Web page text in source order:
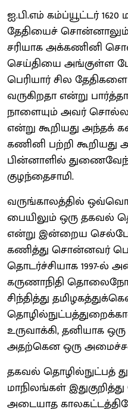
ஐ.பி.எம் கம்ப்யூட்டர்
தேதியைச்
சரியாக அக்கணினி
செய்தியை அங்குள்ள
பெரியார் சில
வருகிறதா என்று
நாளையும் அவர் சொல்ல
என்று கூறியது அந்தக்
கணினி பற்றி கூறியது
பின்னாளில்
குழந்தைசாமி.
வருங்காலத்தில்
பையிலும் ஒரு தகவல்
என்று இன்றைய
கணித்து சொன்னவர்
தொடர்ச்சியாக 1997-ல்
கருணாநிதி
சிந்தித்து
உருவாக்கி, தனியாக
அதற்கென ஒரு
தகவல் தொழில்நுட்பத்
மாநிலங்கள் இதுகுறித்து
அடையாத